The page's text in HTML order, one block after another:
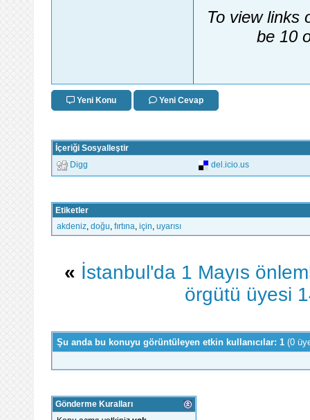
To view links
be 10
Yeni Konu Yeni Cevap
İçeriği Sosyalleştir
Digg del.icio.us
Etiketler
akdeniz doğu fırtına için uyarısı
« İstanbul'da 1 Mayıs
örgütü üyesi
Şu anda bu konuyu görüntüleyen etkin kullanıcılar: 1 (0
Gönderme Kuralları